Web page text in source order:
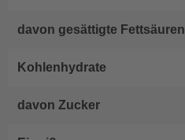
davon gesättigte Fettsäuren
Kohlenhydrate
davon Zucker